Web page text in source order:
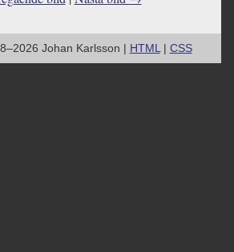
Johan Karlsson | HTML| CSS